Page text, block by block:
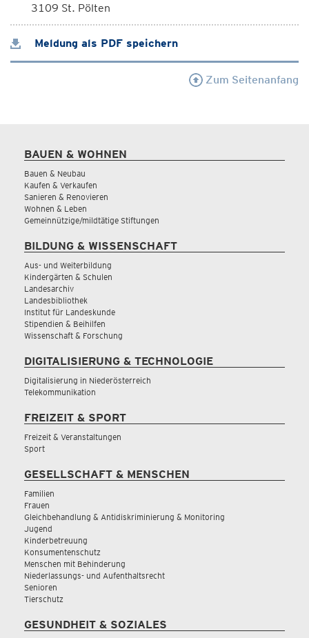
3109 St. Pölten
Meldung als PDF speichern
Zum Seitenanfang
BAUEN & WOHNEN
Bauen & Neubau
Kaufen & Verkaufen
Sanieren & Renovieren
Wohnen & Leben
Gemeinnützige/mildtätige Stiftungen
BILDUNG & WISSENSCHAFT
Aus- und Weiterbildung
Kindergärten & Schulen
Landesarchiv
Landesbibliothek
Institut für Landeskunde
Stipendien & Beihilfen
Wissenschaft & Forschung
DIGITALISIERUNG & TECHNOLOGIE
Digitalisierung in Niederösterreich
Telekommunikation
FREIZEIT & SPORT
Freizeit & Veranstaltungen
Sport
GESELLSCHAFT & MENSCHEN
Familien
Frauen
Gleichbehandlung & Antidiskriminierung & Monitoring
Jugend
Kinderbetreuung
Konsumentenschutz
Menschen mit Behinderung
Niederlassungs- und Aufenthaltsrecht
Senioren
Tierschutz
GESUNDHEIT & SOZIALES